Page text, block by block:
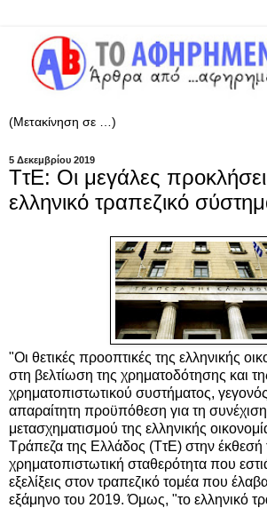
5 Δεκεμβρίου 2019
ΤτΕ: Οι μεγάλες
ελληνικό τραπεζικό
"Οι θετικές προοπτικές της ελληνικής
στη βελτίωση της χρηματοδότησης και
χρηματοπιστωτικού συστήματος,
απαραίτητη προϋπόθεση για τη
μετασχηματισμού της ελληνικής
Τράπεζα της Ελλάδος (ΤτΕ) στην έκθεσή
χρηματοπιστωτική σταθερότητα που
εξελίξεις στον τραπεζικό τομέα που
εξάμηνο του 2019.Όμως, "το ελληνικό